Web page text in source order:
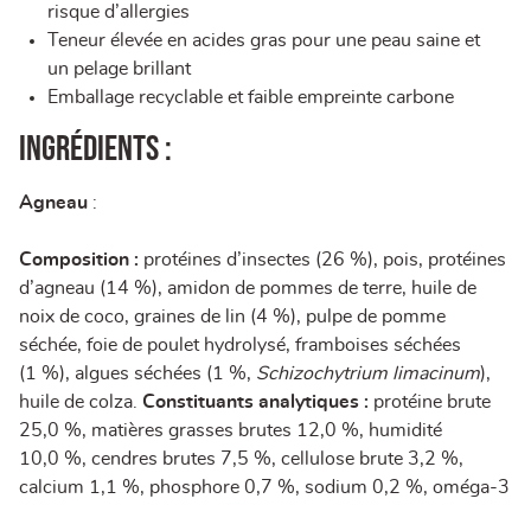
risque d’allergies
Teneur élevée en acides gras pour une peau saine et
un pelage brillant
Emballage recyclable et faible empreinte carbone
Ingrédients :
Agneau :
Composition : protéines d’insectes (26 %), pois, protéines
d’agneau (14 %), amidon de pommes de terre, huile de
noix de coco, graines de lin (4 %), pulpe de pomme
séchée, foie de poulet hydrolysé, framboises séchées
(1 %), algues séchées (1 %, Schizochytrium limacinum),
huile de colza. Constituants analytiques : protéine brute
25,0 %, matières grasses brutes 12,0 %, humidité
10,0 %, cendres brutes 7,5 %, cellulose brute 3,2 %,
calcium 1,1 %, phosphore 0,7 %, sodium 0,2 %, oméga-3